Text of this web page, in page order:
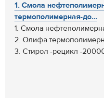
1. Смола
термополимерная-до...
1. Смола
2. Олифа
3. Стирол -рецикл -